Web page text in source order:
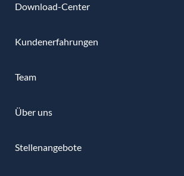
Download-Center
Kundenerfahrungen
Team
Über uns
Stellenangebote